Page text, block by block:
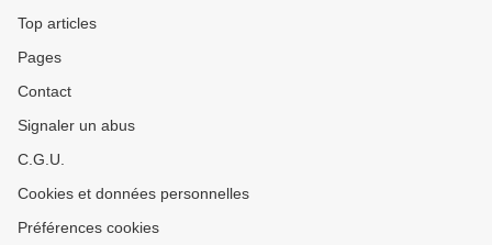
Top articles
Pages
Contact
Signaler un abus
C.G.U.
Cookies et données personnelles
Préférences cookies